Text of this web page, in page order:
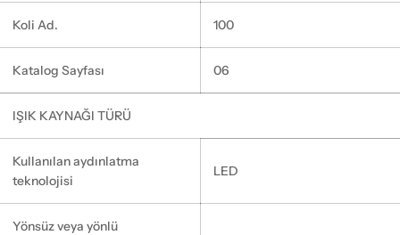
Koli Ad. 100
Katalog Sayfası 06
IŞIK KAYNAĞI TÜRÜ
Kullanılan aydınlatma
teknolojisi
LED
Yönsüz veya yönlü